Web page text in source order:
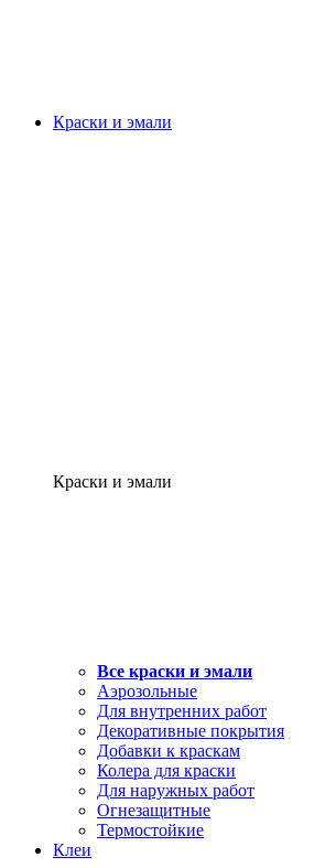
Краски и эмали
Краски и эмали
Все краски и эмали
Аэрозольные
Для внутренних работ
Декоративные покрытия
Добавки к краскам
Колера для краски
Для наружных работ
Огнезащитные
Термостойкие
Клеи